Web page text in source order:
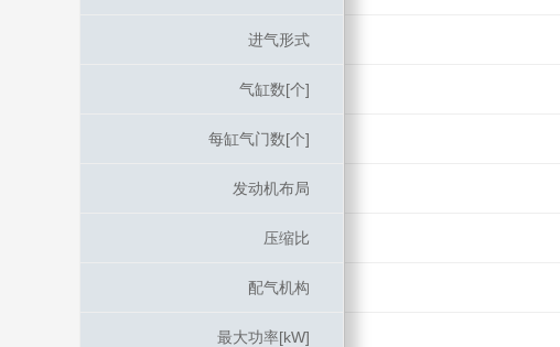
进气形式
气缸数[个]
每缸气门数[个]
发动机布局
压缩比
配气机构
最大功率[kW]
进气形式
气缸数[个]
每缸气门数[个]
发动机布局
压缩比
配气机构
最大功率[kW]